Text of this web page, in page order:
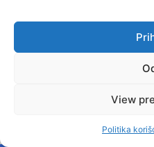
View
Politika